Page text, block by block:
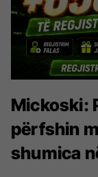
Mickoski:
përfshin
shumica